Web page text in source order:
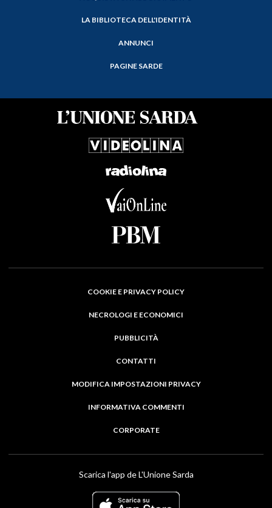
LA BIBLIOTECA DELL'IDENTITÀ
ANNUNCI
PAGINE SARDE
COOKIE E PRIVACY POLICY
NECROLOGI E ECONOMICI
PUBBLICITÀ
CONTATTI
MODIFICA IMPOSTAZIONI PRIVACY
INFORMATIVA COMMENTI
CORPORATE
Scarica l'app de L'Unione Sarda